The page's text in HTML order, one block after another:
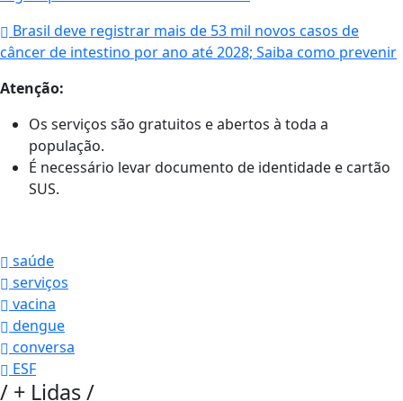
Brasil deve registrar mais de 53 mil novos casos de
câncer de intestino por ano até 2028; Saiba como prevenir
Atenção:
Os serviços são gratuitos e abertos à toda a
população.
É necessário levar documento de identidade e cartão
SUS.
saúde
serviços
vacina
dengue
conversa
ESF
/ + Lidas/